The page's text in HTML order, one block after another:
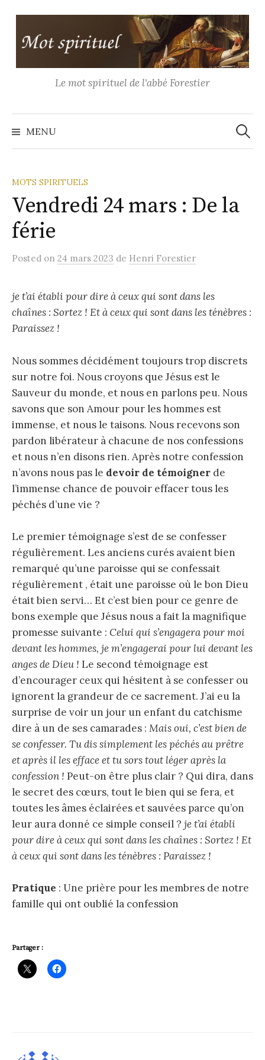
contenu
Le mot spirituel de l'abbé Forestier
MENU
MOTS SPIRITUELS
Vendredi 24 mars : De la
férie
Posted on 24 mars 2023 de Henri Forestier
je t’ai établi pour dire à ceux qui sont dans les
chaînes : Sortez ! Et à ceux qui sont dans les ténèbres :
Paraissez !
Nous sommes décidément toujours trop discrets
sur notre foi. Nous croyons que Jésus est le
Sauveur du monde, et nous en parlons peu. Nous
savons que son Amour pour les hommes est
immense, et nous le taisons. Nous recevons son
pardon libérateur à chacune de nos confessions
et nous n’en disons rien. Après notre confession
n’avons nous pas le devoir de témoigner de
l’immense chance de pouvoir effacer tous les
péchés d’une vie ?
Le premier témoignage s’est de se confesser
régulièrement. Les anciens curés avaient bien
remarqué qu’une paroisse qui se confessait
régulièrement , était une paroisse où le bon Dieu
était bien servi… Et c’est bien pour ce genre de
bons exemple que Jésus nous a fait la magnifique
promesse suivante : Celui qui s’engagera pour moi
devant les hommes, je m’engagerai pour lui devant les
anges de Dieu ! Le second témoignage est
d’encourager ceux qui hésitent à se confesser ou
ignorent la grandeur de ce sacrement. J’ai eu la
surprise de voir un jour un enfant du catchisme
dire à un de ses camarades : Mais oui, c’est bien de
se confesser. Tu dis simplement les péchés au prêtre
et après il les efface et tu sors tout léger après la
confession ! Peut-on être plus clair ? Qui dira, dans
le secret des cœurs, tout le bien qui se fera, et
toutes les âmes éclairées et sauvées parce qu’on
leur aura donné ce simple conseil ? je t’ai établi
pour dire à ceux qui sont dans les chaînes : Sortez ! Et
à ceux qui sont dans les ténèbres : Paraissez !
Pratique : Une prière pour les membres de notre
famille qui ont oublié la confession
Partager :